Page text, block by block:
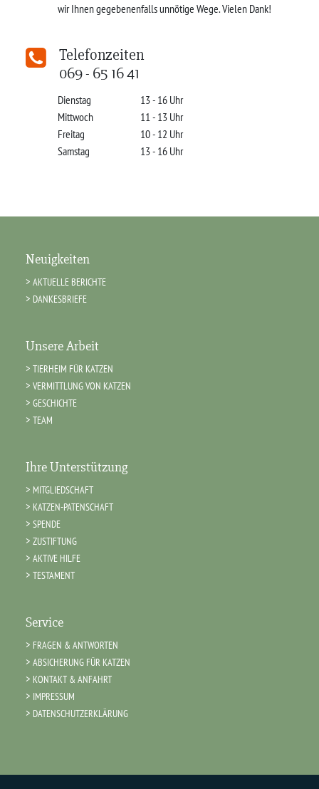
wir Ihnen gegebenenfalls unnötige Wege. Vielen Dank!
Telefonzeiten
069 - 65 16 41
Dienstag
13 - 16 Uhr
Mittwoch
11 - 13 Uhr
Freitag
10 - 12 Uhr
Samstag
13 - 16 Uhr
Neuigkeiten
AKTUELLE BERICHTE
DANKESBRIEFE
Unsere Arbeit
TIERHEIM FÜR KATZEN
VERMITTLUNG VON KATZEN
GESCHICHTE
TEAM
Ihre Unterstützung
MITGLIEDSCHAFT
KATZEN-PATENSCHAFT
SPENDE
ZUSTIFTUNG
AKTIVE HILFE
TESTAMENT
Service
FRAGEN & ANTWORTEN
ABSICHERUNG FÜR KATZEN
KONTAKT & ANFAHRT
IMPRESSUM
DATENSCHUTZERKLÄRUNG